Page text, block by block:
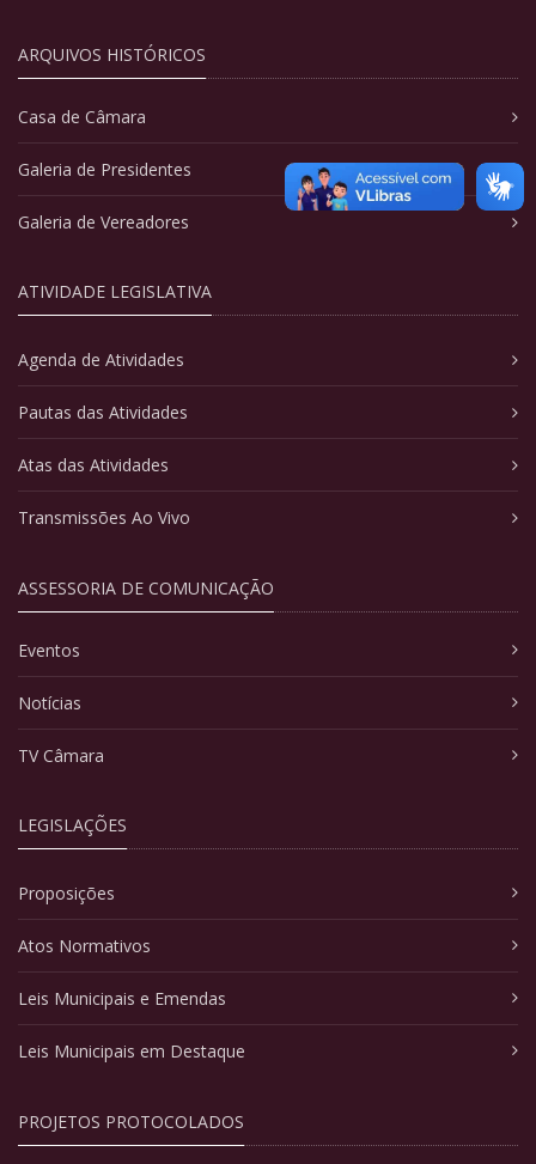
ARQUIVOS HISTÓRICOS
Casa de Câmara
Galeria de Presidentes
Galeria de Vereadores
ATIVIDADE LEGISLATIVA
Agenda de Atividades
Pautas das Atividades
Atas das Atividades
Transmissões Ao Vivo
ASSESSORIA DE COMUNICAÇÃO
Eventos
Notícias
TV Câmara
LEGISLAÇÕES
Proposições
Atos Normativos
Leis Municipais e Emendas
Leis Municipais em Destaque
PROJETOS PROTOCOLADOS